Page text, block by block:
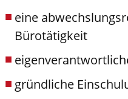
eine
Bürotätigkeit
gründliche